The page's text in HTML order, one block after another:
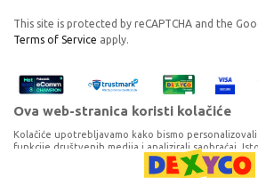
This site is protected by reCAPTCHA and the
Terms of Service apply.
Ova web-stranica koristi kolačiće
Kolačiće upotrebljavamo kako bismo
funkcije društvenih medija i analizirali saobraćaj.
upotrebi naše web-lokacije delimo s partnerima za
oglašavanje i analizu, a oni ih mogu kombinovati s